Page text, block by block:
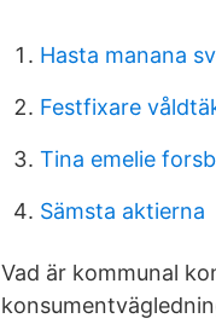
Hasta manana
Festfixare
Tina emelie
Sämsta aktierna
Vad är kommunal